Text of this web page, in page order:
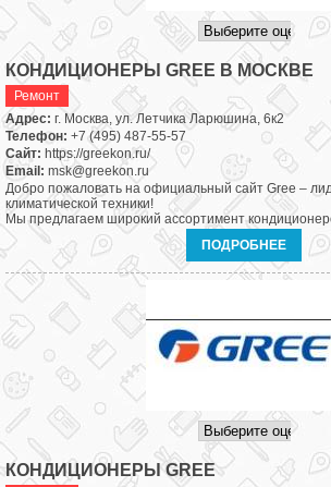
КОНДИЦИОНЕРЫ GREE В МОСКВЕ
Ремонт
Адрес: г. Москва, ул. Летчика Ларюшина, 6к2
Телефон: +7 (495) 487-55-57
Сайт: https://greekon.ru/
Email: msk@greekon.ru
Добро пожаловать на официальный сайт Gree –
климатической техники!
Мы предлагаем широкий ассортимент
ПОДРОБНЕЕ
КОНДИЦИОНЕРЫ GREE